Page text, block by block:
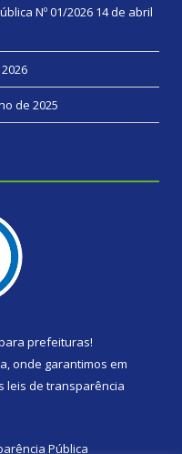
Nº 01/2026 14 de abril
de 2025
prefeituras!
onde garantimos em
leis de transparência
Pública